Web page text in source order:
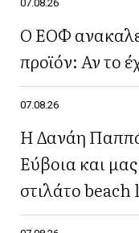
07.08.26
Ο ΕΟΦ
προϊόν: Αν το
07.08.26
Η Δανάη Παππά
Εύβοια και μας
στιλάτο beach